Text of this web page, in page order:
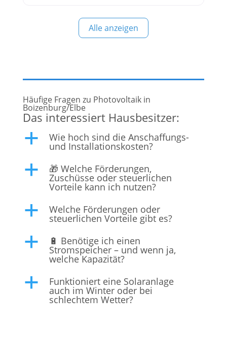
umweltfreundlichsten Lösungen sind
Photovoltaikanlagen. Mit ihrer Hilfe können Sie die
Kraft der Sonne nutzen, um sauberen und
Alle anzeigen
Häufige Fragen zu Photovoltaik in
Boizenburg/Elbe
Das interessiert Hausbesitzer:
a Wie hoch sind die Anschaffungs-
und Installationskosten?
a 🎁 Welche Förderungen,
Zuschüsse oder steuerlichen
Vorteile kann ich nutzen?
a Welche Förderungen oder
steuerlichen Vorteile gibt es?
a 🔋 Benötige ich einen
Stromspeicher – und wenn ja,
welche Kapazität?
a Funktioniert eine Solaranlage
auch im Winter oder bei
schlechtem Wetter?